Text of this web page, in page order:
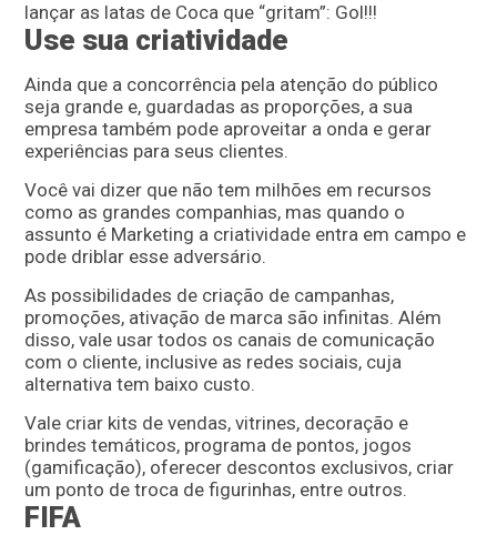
lançar as latas de Coca que “gritam”: Gol!!!
Use sua criatividade
Ainda que a concorrência pela atenção do público
seja grande e, guardadas as proporções, a sua
empresa também pode aproveitar a onda e gerar
experiências para seus clientes.
Você vai dizer que não tem milhões em recursos
como as grandes companhias, mas quando o
assunto é Marketing a criatividade entra em campo e
pode driblar esse adversário.
As possibilidades de criação de campanhas,
promoções, ativação de marca são infinitas. Além
disso, vale usar todos os canais de comunicação
com o cliente, inclusive as redes sociais, cuja
alternativa tem baixo custo.
Vale criar kits de vendas, vitrines, decoração e
brindes temáticos, programa de pontos, jogos
(gamificação), oferecer descontos exclusivos, criar
um ponto de troca de figurinhas, entre outros.
FIFA